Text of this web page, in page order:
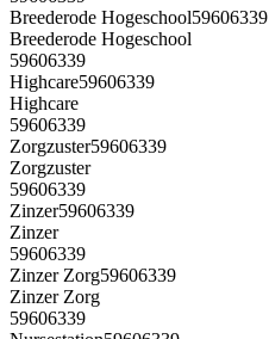
Breederode Hogeschool59606339
Breederode Hogeschool
59606339
Highcare59606339
Highcare
59606339
Zorgzuster59606339
Zorgzuster
59606339
Zinzer59606339
Zinzer
59606339
Zinzer Zorg59606339
Zinzer Zorg
59606339